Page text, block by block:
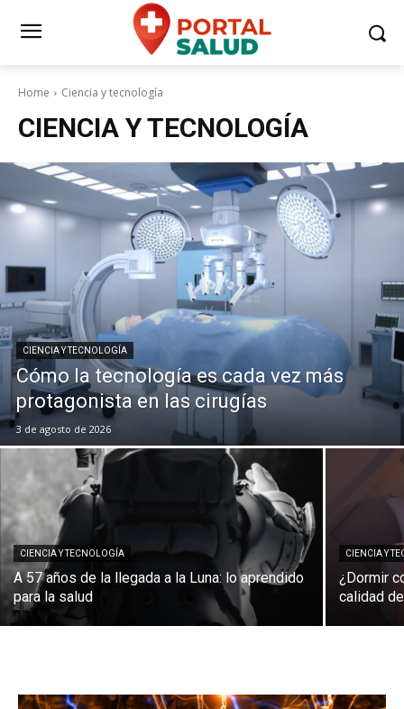
Home Ciencia y tecnología
CIENCIA Y TECNOLOGÍA
CIENCIA Y TECNOLOGÍA
Cómo la tecnología es cada vez más
protagonista en las cirugías
3 de agosto de 2026
CIENCIA Y TECNOLOGÍA
A 57 años de la llegada a la Luna: lo aprendido
para la salud
CIENCIA Y
¿Dormir
calidad